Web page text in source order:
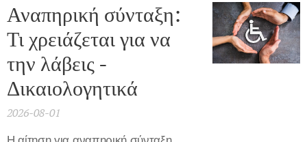
Αναπηρική σύνταξη:
Τι χρειάζεται για να
την λάβεις -
Δικαιολογητικά
2026-08-01